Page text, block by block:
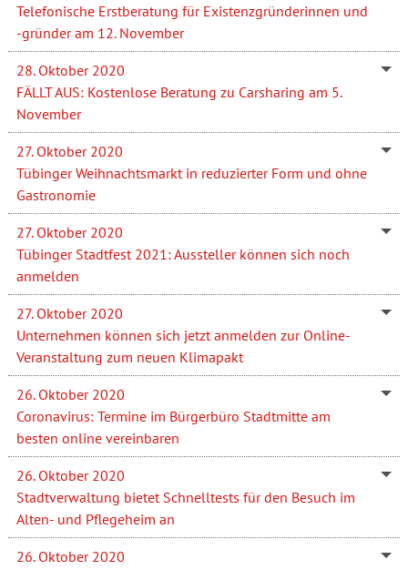
Telefonische Erstberatung für Existenzgründerinnen und
-gründer am 12. November
28. Oktober 2020
FÄLLT AUS: Kostenlose Beratung zu Carsharing am 5.
November
27. Oktober 2020
Tübinger Weihnachtsmarkt in reduzierter Form und ohne
Gastronomie
27. Oktober 2020
Tübinger Stadtfest 2021: Aussteller können sich noch
anmelden
27. Oktober 2020
Unternehmen können sich jetzt anmelden zur Online-
Veranstaltung zum neuen Klimapakt
26. Oktober 2020
Coronavirus: Termine im Bürgerbüro Stadtmitte am
besten online vereinbaren
26. Oktober 2020
Stadtverwaltung bietet Schnelltests für den Besuch im
Alten- und Pflegeheim an
26. Oktober 2020